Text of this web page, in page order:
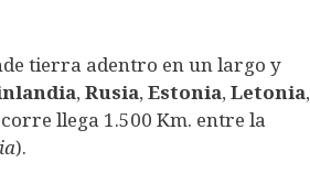
tierra adentro en un largo y
, Rusia, Estonia, Letonia,
llega 1.500 Km. entre la
).